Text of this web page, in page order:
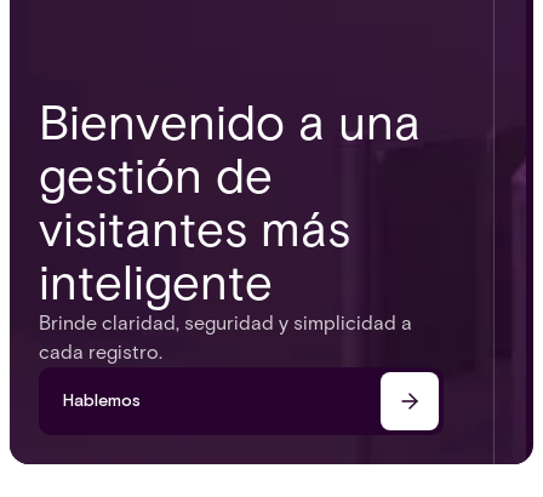
Bienvenido a una
gestión de
visitantes más
inteligente
Brinde claridad, seguridad y simplicidad a
cada registro.
Hablemos